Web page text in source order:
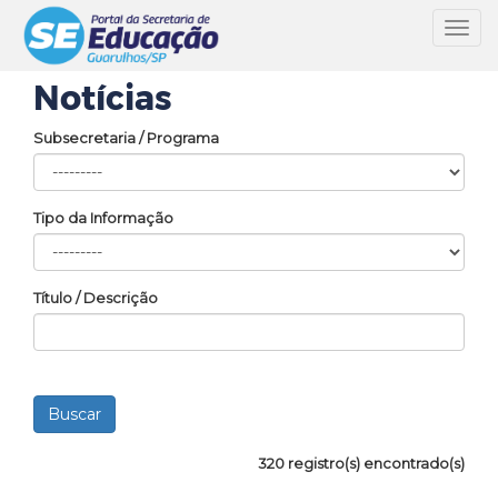
Notícias
Subsecretaria / Programa
Tipo da Informação
Título / Descrição
320 registro(s) encontrado(s)